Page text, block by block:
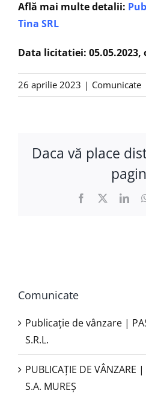
Află mai multe detalii:
Tina SRL
Data licitatiei: 05.05.2023,
26 aprilie 2023 | Comunicate
Daca vă place
Facebook
Comunicate
Publicație de vânzare |
S.R.L.
PUBLICAŢIE DE VÂNZARE |
S.A. MUREȘ